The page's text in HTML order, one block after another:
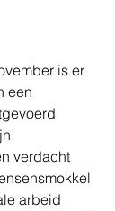
is er
een
verdacht
arbeid